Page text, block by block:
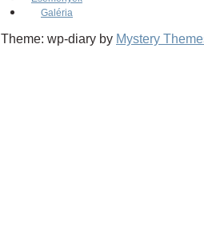
Galéria
Theme: wp-diary by Mystery